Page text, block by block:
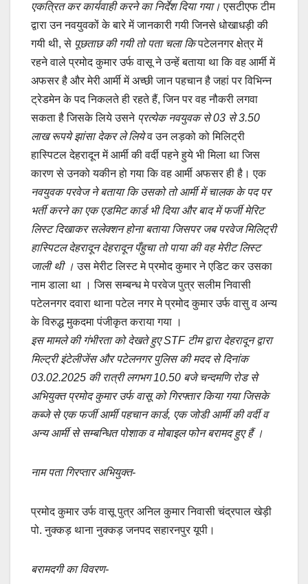
एकत्रित कर कार्यवाही करने का निर्देश दिया गया। एसटीएफ टीम
द्वारा उन नवयुवकों के बारे में जानकारी गयी जिनसे धोखाधड़ी की
गयी थी, से पूछताछ की गयी तो पता चला किपटेलनगर क्षेत्र में
रहने वाले प्रमोद कुमार उर्फ वासू ने उन्हें बताया था कि वह आर्मी में
अफसर है और मेरी आर्मी में अच्छी जान पहचान है जहां पर विभिन्न
ट्रेडमेन के पद निकलते ही रहते हैं, जिन पर वह नौकरी लगवा
सकता है जिसके लिये उसने प्रत्येक नवयुवक से 03 से 3.50
लाख रूपये झांसा देकर ले लियेव उन लड़को को मिलिट्री
हास्पिटल देहरादून में आर्मी की वर्दी पहने हुये भी मिला था जिस
कारण से उनको यकीन हो गया कि वह आर्मी अफसर ही है। एक
नवयुवक परवेज ने बताया कि उसको तो आर्मी में चालक के पद पर
भर्ती करने का एक एडमिट कार्ड भी दिया और बाद में फर्जी मेरिट
लिस्ट दिखाकर सलेक्शन होना बताया जिसपर जब परवेज मिलिट्री
हास्पिटल देहरादून देहरादून पँहुचा तो पाया की वह मेरीट लिस्ट
जाली थी । उस मेरीट लिस्ट मे प्रमोद कुमार ने एडिट कर उसका
नाम डाला था । जिस सम्बन्ध मे परवेज पुत्र सलीम निवासी
पटेलनगर दवारा थाना पटेल नगर मे प्रमोद कुमार उर्फ वासु व अन्य
के विरुद्ध मुकदमा पंजीकृत कराया गया ।
इस मामले की गंभीरता को देखते हुए STF टीम द्वारा देहरादून द्वारा
मिल्ट्री इंटेलीजेंस और पटेलनगर पुलिस की मदद से दिनांक
03.02.2025 की रात्री लगभग 10.50 बजे चन्दमणि रोड से
अभियुक्त प्रमोद कुमार उर्फ वासू को गिरफ्तार किया गया जिसके
कब्जे से एक फर्जी आर्मी पहचान कार्ड, एक जोडी आर्मी की वर्दी व
अन्य आर्मी से सम्बन्धित पोशाक व मोबाइल फोन बरामद हुए हैं ।
नाम पता गिरप्तार अभियुक्त-
प्रमोद कुमार उर्फ वासू पुत्र अनिल कुमार निवासी चंद्रपाल खेड़ी
पो. नुक्कड़ थाना नुक्कड़ जनपद सहारनपुर यूपी।
बरामदगी का विवरण-